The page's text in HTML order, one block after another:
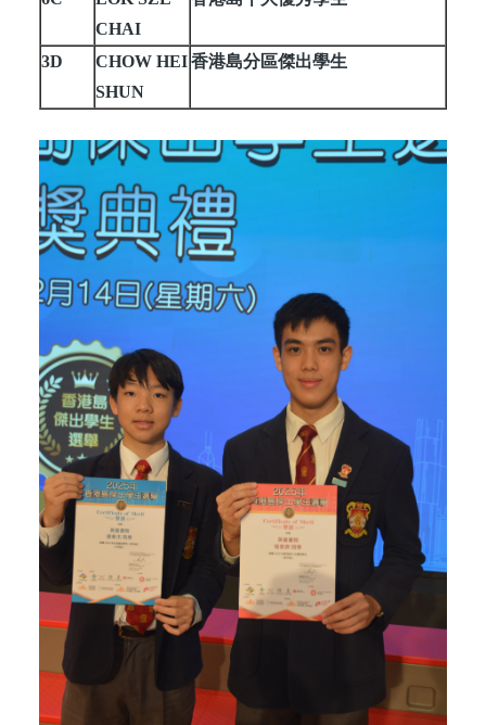
CHAI
3D
CHOW HEI
SHUN
香港島分區傑出學生